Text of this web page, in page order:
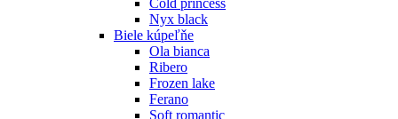
Nyx black
Biele kúpeľňe
Ola bianca
Ribero
Frozen lake
Ferano
Soft romantic